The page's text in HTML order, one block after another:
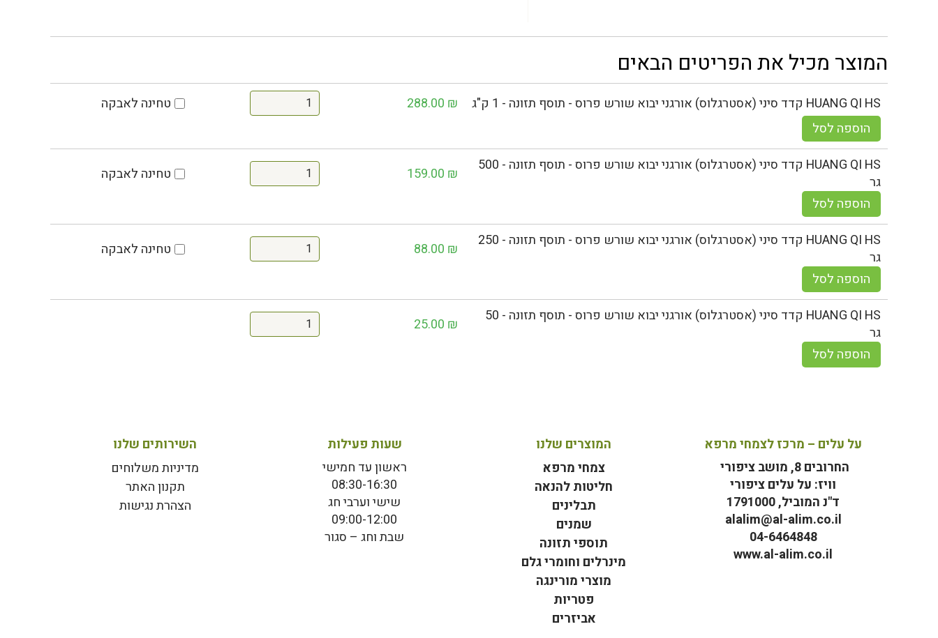
המוצר מכיל את הפריטים הבאים
HUANG QI HS קדד סיני (אסטרגלוס) אורגני יבוא שורש פרוס - תוסף תזונה - 1 ק"ג 288.00 ₪
טחינה לאבקה
הוספה לסל
HUANG QI HS קדד סיני (אסטרגלוס) אורגני יבוא שורש פרוס - תוסף תזונה - 500
גר
159.00 ₪
טחינה לאבקה
הוספה לסל
HUANG QI HS קדד סיני (אסטרגלוס) אורגני יבוא שורש פרוס - תוסף תזונה - 250
גר
88.00 ₪
טחינה לאבקה
הוספה לסל
HUANG QI HS קדד סיני (אסטרגלוס) אורגני יבוא שורש פרוס - תוסף תזונה - 50
גר
25.00 ₪
הוספה לסל
על עלים – מרכז לצמחי מרפא
החרובים 8, מושב ציפורי
וויז: על עלים ציפורי
ד"נ המוביל, 1791000
alalim@al-alim.co.il
04-6464848
www.al-alim.co.il
המוצרים שלנו
צמחי מרפא
חליטות להנאה
תבלינים
שמנים
תוספי תזונה
מינרלים וחומרי גלם
מוצרי מורינגה
פטריות
אביזרים
שעות פעילות
ראשון עד חמישי
08:30-16:30
שישי וערבי חג
09:00-12:00
שבת וחג – סגור
השירותים שלנו
מדיניות משלוחים
תקנון האתר
הצהרת נגישות